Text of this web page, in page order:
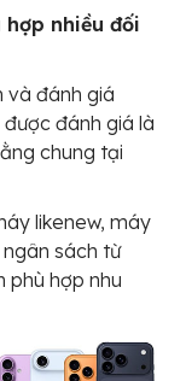
nhiều đối
và đánh giá
đánh giá là
chung tại
likenew, máy
sách từ
phù hợp nhu